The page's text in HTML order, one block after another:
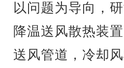
以问题为导向，
降温送风散热装
送风管道，冷却